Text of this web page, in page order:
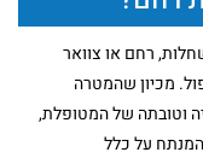
רחם או צוואר
מכיון שהמטרה
וטובתה של המטופלת,
על כלל